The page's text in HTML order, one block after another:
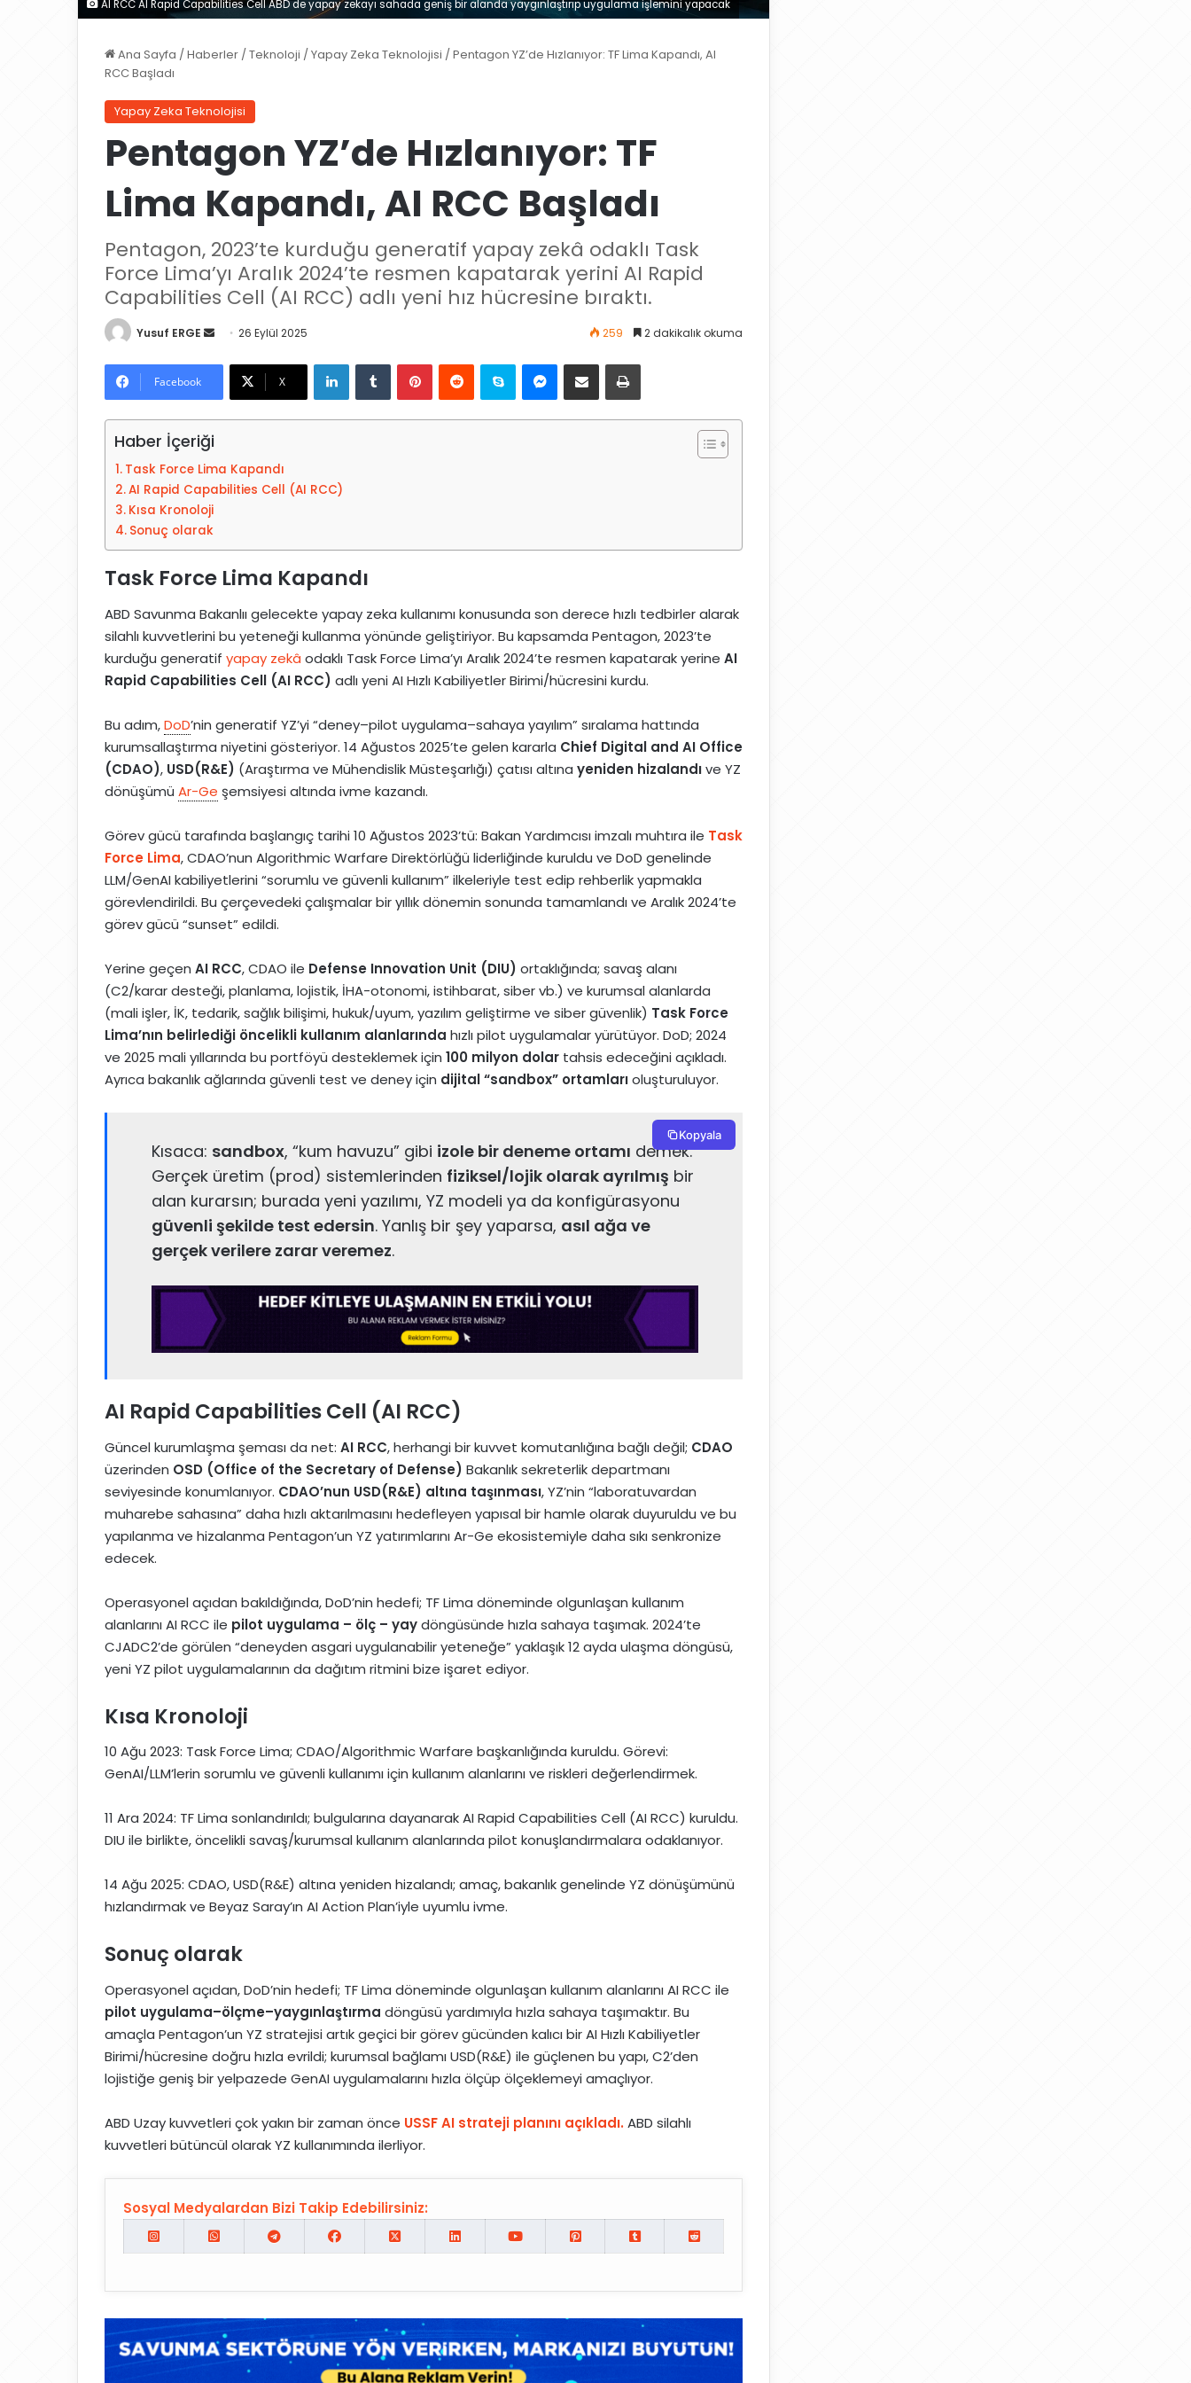
AI RCC AI Rapid Capabilities Cell ABD de yapay zekayı sahada geniş bir alanda yaygınlaştırıp uygulama işlemini yapacak
Ana Sayfa / Haberler / Teknoloji / Yapay Zeka Teknolojisi / Pentagon YZ’de Hızlanıyor: TF Lima Kapandı, AI
RCC Başladı
Yapay Zeka Teknolojisi
Pentagon YZ’de Hızlanıyor: TF
Lima Kapandı, AI RCC Başladı
Pentagon, 2023’te kurduğu generatif yapay zekâ odaklı Task
Force Lima’yı Aralık 2024’te resmen kapatarak yerini AI Rapid
Capabilities Cell (AI RCC) adlı yeni hız hücresine bıraktı.
Yusuf ERGE
e
-
s
n
d
e
r
m
26 Eylül 2025 259 2 dakikalık okuma
Facebook X
LinkedIn Skype
Haber İçeriği
Task Force Lima Kapandı
AI Rapid Capabilities Cell (AI RCC)
Kısa Kronoloji
Sonuç olarak
Task Force Lima Kapandı
ABD Savunma Bakanlıı gelecekte yapay zeka kullanımı konusunda son derece hızlı tedbirler alarak
silahlı kuvvetlerini bu yeteneği kullanma yönünde geliştiriyor. Bu kapsamda Pentagon, 2023’te
kurduğu generatif yapay zekâ odaklı Task Force Lima’yı Aralık 2024’te resmen kapatarak yerine AI
Rapid Capabilities Cell (AI RCC) adlı yeni AI Hızlı Kabiliyetler Birimi/hücresini kurdu.
Bu adım,DoD’nin generatif YZ’yi “deney–pilot uygulama–sahaya yayılım” sıralama hattında
kurumsallaştırma niyetini gösteriyor. 14 Ağustos 2025’te gelen kararla Chief Digital and AI Office
(CDAO), USD(R&E) (Araştırma ve Mühendislik Müsteşarlığı) çatısı altına yeniden hizalandıve YZ
dönüşümü Ar-Ge şemsiyesi altında ivme kazandı.
Görev gücü tarafında başlangıç tarihi 10 Ağustos 2023’tü: Bakan Yardımcısı imzalı muhtıra ile Task
Force Lima, CDAO’nun Algorithmic Warfare Direktörlüğü liderliğinde kuruldu ve DoD genelinde
LLM/GenAI kabiliyetlerini “sorumlu ve güvenli kullanım” ilkeleriyle test edip rehberlik yapmakla
görevlendirildi. Bu çerçevedeki çalışmalar bir yıllık dönemin sonunda tamamlandı ve Aralık 2024’te
görev gücü “sunset” edildi.
Yerine geçen AI RCC, CDAO ile Defense Innovation Unit (DIU) ortaklığında; savaş alanı
(C2/karar desteği, planlama, lojistik, İHA-otonomi, istihbarat, siber vb.) ve kurumsal alanlarda
(mali işler, İK, tedarik, sağlık bilişimi, hukuk/uyum, yazılım geliştirme ve siber güvenlik) Task Force
Lima’nın belirlediği öncelikli kullanım alanlarında hızlı pilot uygulamalar yürütüyor. DoD; 2024
ve 2025 mali yıllarında bu portföyü desteklemek için 100 milyon dolar tahsis edeceğini açıkladı.
Ayrıca bakanlık ağlarında güvenli test ve deney için dijital “sandbox” ortamlarıoluşturuluyor.
Kısaca: sandbox, “kum havuzu” gibi izole bir deneme ortamı demek.
Gerçek üretim (prod) sistemlerinden fiziksel/lojik olarak ayrılmış bir
alan kurarsın; burada yeni yazılımı, YZ modeli ya da konfigürasyonu
güvenli şekilde test edersin. Yanlış bir şey yaparsa, asıl ağa ve
gerçek verilere zarar veremez.
Kopyala
AI Rapid Capabilities Cell (AI RCC)
Güncel kurumlaşma şeması da net: AI RCC, herhangi bir kuvvet komutanlığına bağlı değil; CDAO
üzerinden OSD (Office of the Secretary of Defense) Bakanlık sekreterlik departmanı
seviyesinde konumlanıyor. CDAO’nun USD(R&E) altına taşınması, YZ’nin “laboratuvardan
muharebe sahasına” daha hızlı aktarılmasını hedefleyen yapısal bir hamle olarak duyuruldu ve bu
yapılanma ve hizalanma Pentagon’un YZ yatırımlarını Ar-Ge ekosistemiyle daha sıkı senkronize
edecek.
Operasyonel açıdan bakıldığında, DoD’nin hedefi; TF Lima döneminde olgunlaşan kullanım
alanlarını AI RCC ile pilot uygulama – ölç – yaydöngüsünde hızla sahaya taşımak. 2024’te
CJADC2’de görülen “deneyden asgari uygulanabilir yeteneğe” yaklaşık 12 ayda ulaşma döngüsü,
yeni YZ pilot uygulamalarının da dağıtım ritmini bize işaret ediyor.
Kısa Kronoloji
10 Ağu 2023: Task Force Lima; CDAO/Algorithmic Warfare başkanlığında kuruldu. Görevi:
GenAI/LLM’lerin sorumlu ve güvenli kullanımı için kullanım alanlarını ve riskleri değerlendirmek.
11 Ara 2024: TF Lima sonlandırıldı; bulgularına dayanarak AI Rapid Capabilities Cell (AI RCC) kuruldu.
DIU ile birlikte, öncelikli savaş/kurumsal kullanım alanlarında pilot konuşlandırmalara odaklanıyor.
14 Ağu 2025: CDAO, USD(R&E) altına yeniden hizalandı; amaç, bakanlık genelinde YZ dönüşümünü
hızlandırmak ve Beyaz Saray’ın AI Action Plan’iyle uyumlu ivme.
Sonuç olarak
Operasyonel açıdan, DoD’nin hedefi; TF Lima döneminde olgunlaşan kullanım alanlarını AI RCC ile
pilot uygulama–ölçme–yaygınlaştırma döngüsü yardımıyla hızla sahaya taşımaktır. Bu
amaçla Pentagon’un YZ stratejisi artık geçici bir görev gücünden kalıcı bir AI Hızlı Kabiliyetler
Birimi/hücresine doğru hızla evrildi; kurumsal bağlamı USD(R&E) ile güçlenen bu yapı, C2’den
lojistiğe geniş bir yelpazede GenAI uygulamalarını hızla ölçüp ölçeklemeyi amaçlıyor.
ABD Uzay kuvvetleri çok yakın bir zaman önce USSF AI strateji planını açıkladı.ABD silahlı
kuvvetleri bütüncül olarak YZ kullanımında ilerliyor.
Sosyal Medyalardan Bizi Takip Edebilirsiniz: